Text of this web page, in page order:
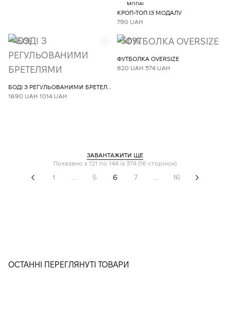
MODAL
КРОП-ТОП ІЗ МОДАЛУ
790 UAH
-40%
1690 UAH 1014 UAH
-30%
ФУТБОЛКА OVERSIZE
820 UAH 574 UAH
ЗАВАНТАЖИТИ ЩЕ
Показано з 121 по 144 із 374 (16 сторінок)
1 5 6 7 16
ОСТАННІ ПЕРЕГЛЯНУТІ ТОВАРИ